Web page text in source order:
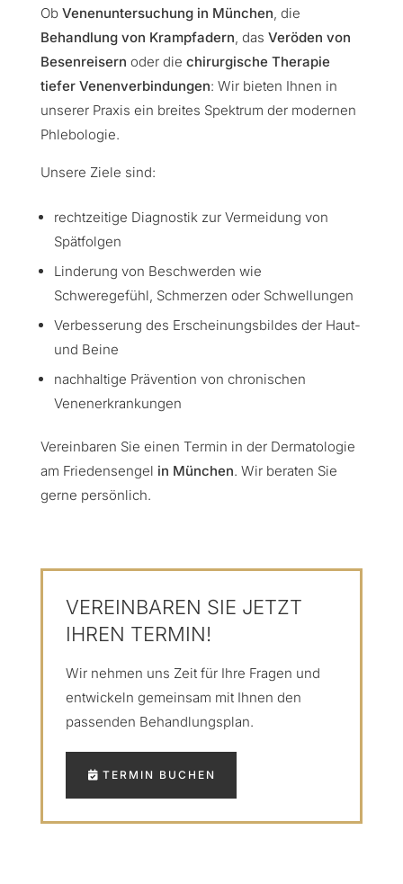
Ob Venenuntersuchung in München, die
Behandlung von Krampfadern, das Veröden von
Besenreisern oder die chirurgische Therapie
tiefer Venenverbindungen: Wir bieten Ihnen in
unserer Praxis ein breites Spektrum der modernen
Phlebologie.
Unsere Ziele sind:
rechtzeitige Diagnostik zur Vermeidung von
Spätfolgen
Linderung von Beschwerden wie
Schweregefühl, Schmerzen oder Schwellungen
Verbesserung des Erscheinungsbildes der Haut-
und Beine
nachhaltige Prävention von chronischen
Venenerkrankungen
Vereinbaren Sie einen Termin in der Dermatologie
am Friedensengel in München. Wir beraten Sie
gerne persönlich.
VEREINBAREN SIE JETZT
IHREN TERMIN!
Wir nehmen uns Zeit für Ihre Fragen und
entwickeln gemeinsam mit Ihnen den
passenden Behandlungsplan.
TERMIN BUCHEN